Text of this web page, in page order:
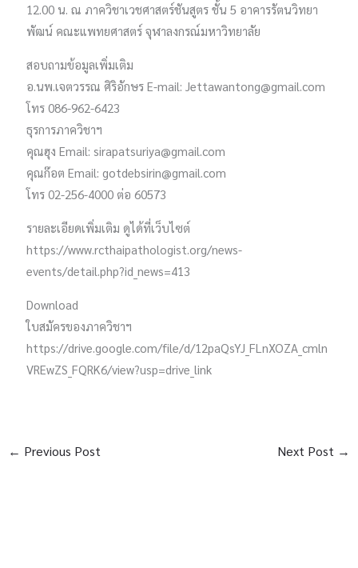
12.00 น. ณ ภาควิชาเวชศาสตร์ชันสูตร ชั้น 5 อาคารรัตนวิทยา
พัฒน์ คณะแพทยศาสตร์ จุฬาลงกรณ์มหาวิทยาลัย
สอบถามข้อมูลเพิ่มเติม
อ.นพ.เจตวรรณ ศิริอักษร E-mail: Jettawantong@gmail.com​
โทร​ 086-962-6423
ธุรการภาควิชาฯ
คุณฮุง Email: sirapatsuriya@gmail.com
คุณก๊อต Email: gotdebsirin@gmail.com
โทร 02-256-4000 ต่อ 60573
รายละเอียดเพิ่มเติม ดูได้ที่เว็บไซต์
https://www.rcthaipathologist.org/news-
events/detail.php?id_news=413
Download
ใบสมัครของภาควิชาฯ
https://drive.google.com/file/d/12paQsYJ_FLnXOZA_cmln
VREwZS_FQRK6/view?usp=drive_link
← Previous Post Next Post →